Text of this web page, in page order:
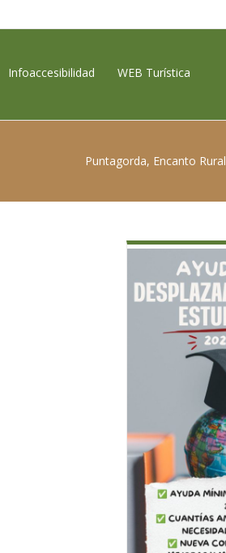
Infoaccesibilidad WEB Turística
Puntagorda, Encanto Rural